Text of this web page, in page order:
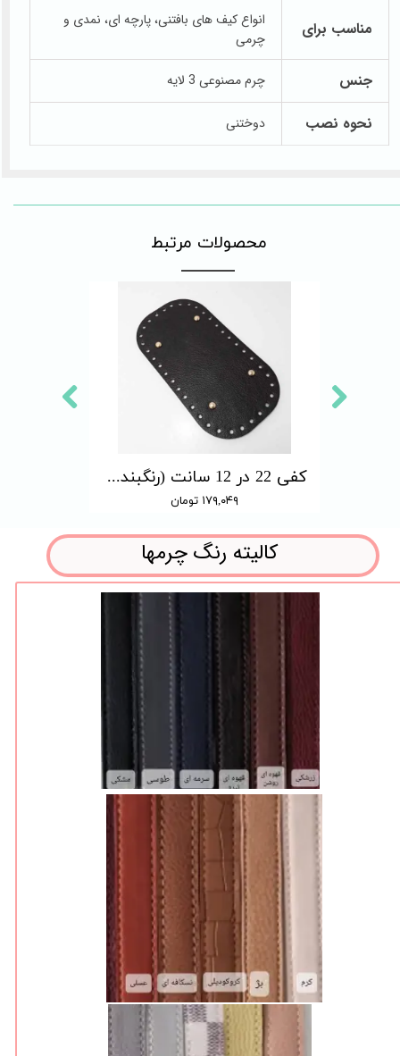
مناسب برای
انواع کیف های بافتنی، پارچه ای، نمدی و
چرمی
جنس چرم مصنوعی 3 لایه
نحوه نصب دوختنی
کفی 22 در 12 سانت (رنگبندی دارد)
۱۷۹,۰۴۹ تومان
​محصولات مرتبط
کالیته رنگ چرمها